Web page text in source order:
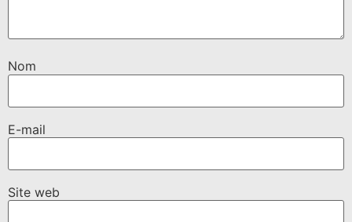
Nom
E-mail
Site web